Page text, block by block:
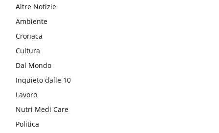
Altre Notizie
Ambiente
Cronaca
Cultura
Dal Mondo
Inquieto dalle 10
Lavoro
Nutri Medi Care
Politica